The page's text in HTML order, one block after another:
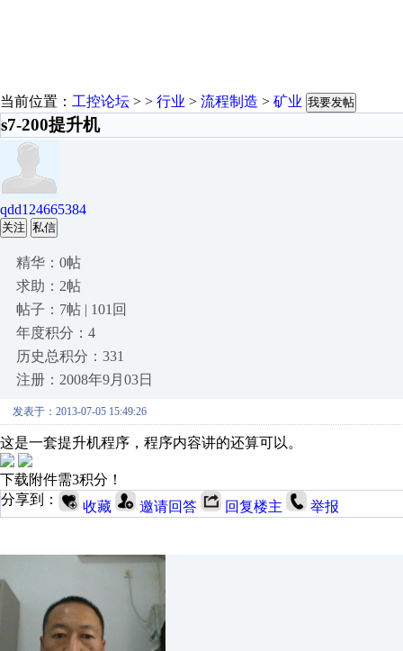
当前位置： 工控论坛 > > 行业 > 流程制造 > 矿业 我要发帖
s7-200提升机
qdd124665384
关注 私信
精华：0帖
求助：2帖
帖子：7帖 | 101回
年度积分：4
历史总积分：331
注册：2008年9月03日
发表于：2013-07-05 15:49:26
这是一套提升机程序，程序内容讲的还算可以。
下载附件需3积分！
分享到：
收藏 邀请回答 回复楼主 举报